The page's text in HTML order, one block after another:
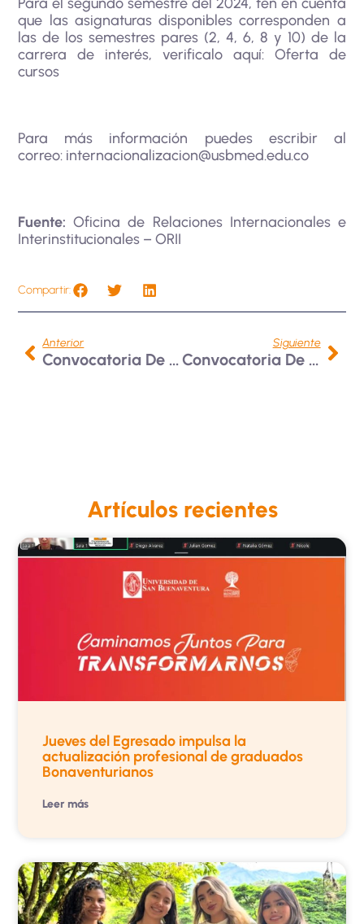
que las asignaturas disponibles corresponden a
las de los semestres pares (2, 4, 6, 8 y 10) de la
carrera de interés, verificalo aquí: Oferta de
cursos
Para más información puedes escribir al
correo: internacionalizacion@usbmed.edu.co
Fuente:Oficina de Relaciones Internacionales e
Interinstitucionales – ORII
Compartir:
Anterior
Convocatoria De Movilidad En La Universidad Simón Bolívar De Barranquilla
Siguiente
Convocatoria De Movilidad En La Universidad De Deusto, España 2024-2
Artículos recientes
Jueves del Egresado impulsa la
actualización profesional de graduados
Bonaventurianos
Leer más